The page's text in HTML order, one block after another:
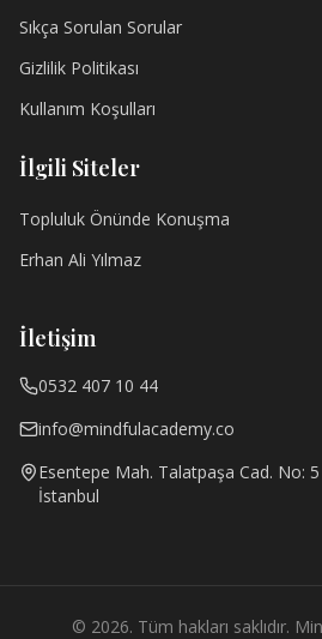
Sıkça Sorulan Sorular
Gizlilik Politikası
Kullanım Koşulları
İlgili Siteler
Topluluk Önünde Konuşma
Erhan Ali Yılmaz
İletişim
0532 407 10 44
info@mindfulacademy.co
Esentepe Mah. Talatpaşa Cad. No:
İstanbul
© 2026. Tüm hakları saklıdır.